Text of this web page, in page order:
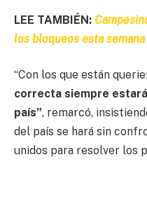
LEE TAMBIÉN:
los bloqueos esta semana
“Con los que están
correcta siempre
país”, remarcó,
del país se hará sin
unidos para resolver los